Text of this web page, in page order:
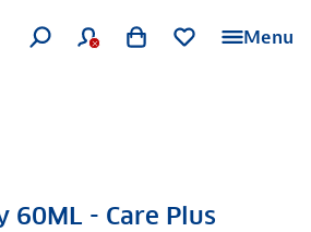
Menu
60ML - Care Plus